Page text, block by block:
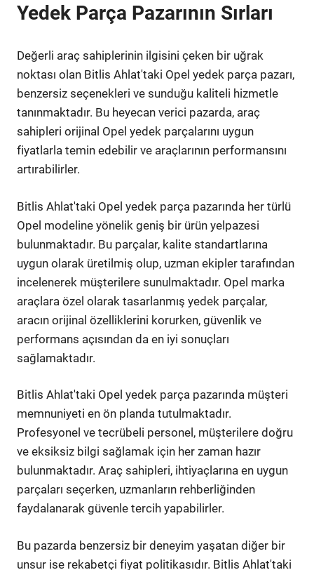
Yedek Parça Pazarının Sırları
Değerli araç sahiplerinin ilgisini çeken bir uğrak
noktası olan Bitlis Ahlat'taki Opel yedek parça pazarı,
benzersiz seçenekleri ve sunduğu kaliteli hizmetle
tanınmaktadır. Bu heyecan verici pazarda, araç
sahipleri orijinal Opel yedek parçalarını uygun
fiyatlarla temin edebilir ve araçlarının performansını
artırabilirler.
Bitlis Ahlat'taki Opel yedek parça pazarında her türlü
Opel modeline yönelik geniş bir ürün yelpazesi
bulunmaktadır. Bu parçalar, kalite standartlarına
uygun olarak üretilmiş olup, uzman ekipler tarafından
incelenerek müşterilere sunulmaktadır. Opel marka
araçlara özel olarak tasarlanmış yedek parçalar,
aracın orijinal özelliklerini korurken, güvenlik ve
performans açısından da en iyi sonuçları
sağlamaktadır.
Bitlis Ahlat'taki Opel yedek parça pazarında müşteri
memnuniyeti en ön planda tutulmaktadır.
Profesyonel ve tecrübeli personel, müşterilere doğru
ve eksiksiz bilgi sağlamak için her zaman hazır
bulunmaktadır. Araç sahipleri, ihtiyaçlarına en uygun
parçaları seçerken, uzmanların rehberliğinden
faydalanarak güvenle tercih yapabilirler.
Bu pazarda benzersiz bir deneyim yaşatan diğer bir
unsur ise rekabetçi fiyat politikasıdır. Bitlis Ahlat'taki